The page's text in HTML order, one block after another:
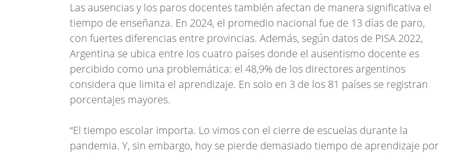
Las ausencias y los paros docentes también afectan de manera significativa el
tiempo de enseñanza. En 2024, el promedio nacional fue de 13 días de paro,
con fuertes diferencias entre provincias. Además, según datos de PISA 2022,
Argentina se ubica entre los cuatro países donde el ausentismo docente es
percibido como una problemática: el 48,9% de los directores argentinos
considera que limita el aprendizaje. En solo en 3 de los 81 países se registran
porcentajes mayores.
“El tiempo escolar importa. Lo vimos con el cierre de escuelas durante la
pandemia. Y, sin embargo, hoy se pierde demasiado tiempo de aprendizaje por